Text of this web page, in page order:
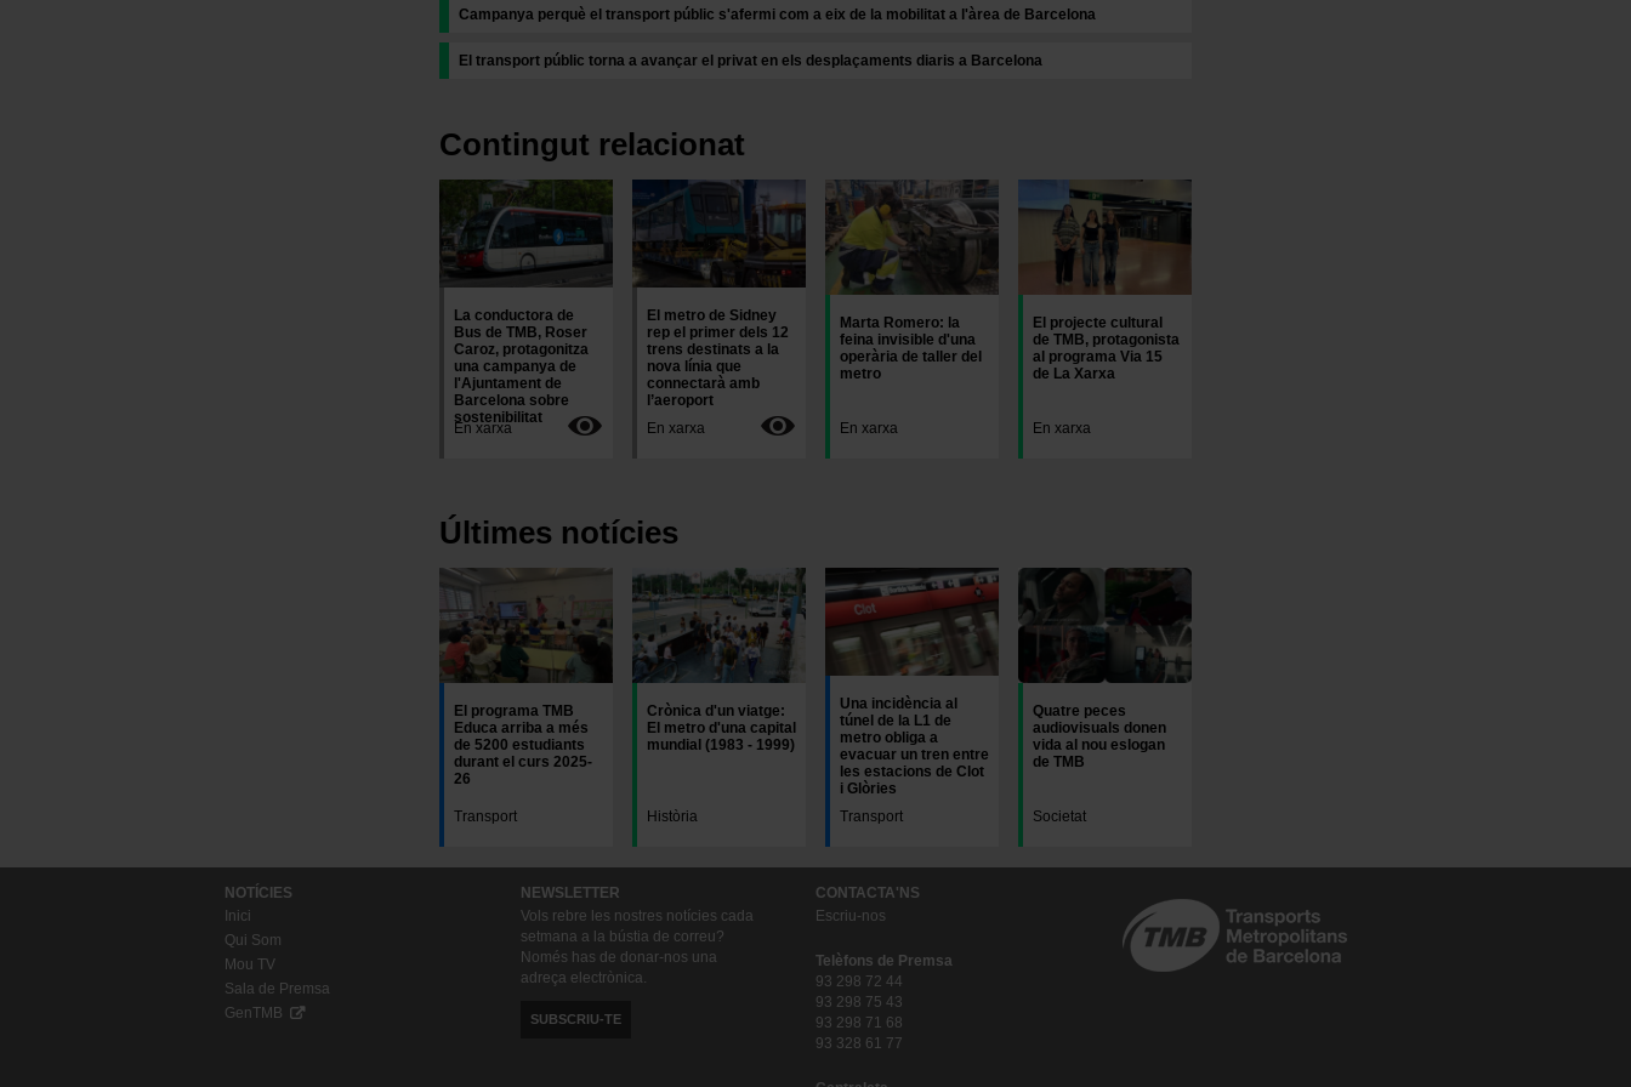
Campanya perquè el transport públic s'afermi com a eix de la mobilitat a l'àrea de Barcelona
El transport públic torna a avançar el privat en els desplaçaments diaris a Barcelona
Contingut relacionat
Imatge
La conductora de
Bus de TMB, Roser
Caroz, protagonitza
una campanya de
l'Ajuntament de
Barcelona sobre
sostenibilitat
En xarxa
Imatge
El metro de Sidney
rep el primer dels 12
trens destinats a la
nova línia que
connectarà amb
l’aeroport
En xarxa
Imatge
Marta Romero: la
feina invisible d'una
operària de taller del
metro
En xarxa
Imatge
El projecte cultural
de TMB, protagonista
al programa Via 15
de La Xarxa
En xarxa
Últimes notícies
El programa TMB
Educa arriba a més
de 5200 estudiants
durant el curs 2025-
26
Transport
Imatge
Crònica d'un viatge:
El metro d'una capital
mundial (1983 - 1999)
Història
Una incidència al
túnel de la L1 de
metro obliga a
evacuar un tren entre
les estacions de Clot
i Glòries
Transport
Imatge
Quatre peces
audiovisuals donen
vida al nou eslogan
de TMB
Societat
NOTÍCIES
Inici
Qui Som
Mou TV
Sala de Premsa
GenTMB
NEWSLETTER
Vols rebre les nostres notícies cada
setmana a la bústia de correu?
Només has de donar-nos una
adreça electrònica.
SUBSCRIU-TE
CONTACTA'NS
Escriu-nos
Telèfons de Premsa
93 298 72 44
93 298 75 43
93 298 71 68
93 328 61 77